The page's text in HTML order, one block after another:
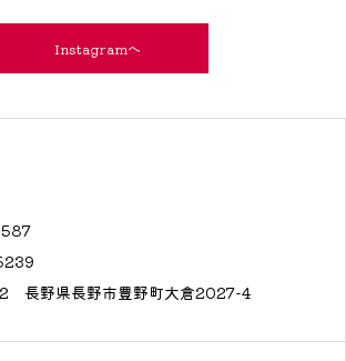
Instagramへ
長野県長野市豊野町大倉2027-4